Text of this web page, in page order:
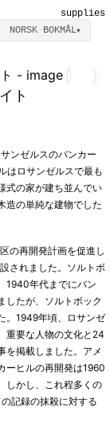
NORSK BOKMÅL▼
supplies
ト
ンゼルスのバンカー
はロサンゼルスで最も
式の家が建ち並んでい
造の単純な建物でした
の再開発計画を促進し
されました。ソルトボ
1940年代までにバン
したが、ソルトボック
。1949年頃、ロサンゼ
重要な人物の文化と24
を掲載しました。アメ
ーヒルの再開発は1960
しかし、これ程多くの
記録の抹殺に対する